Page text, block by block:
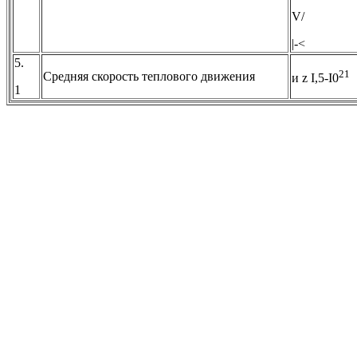
V/
|-<
5.
1
Средняя скорость теплового движения и z I,5-I021